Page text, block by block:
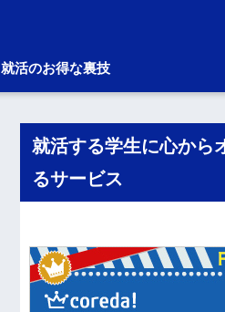
就活のお得な裏技
就活する学生に心から
るサービス